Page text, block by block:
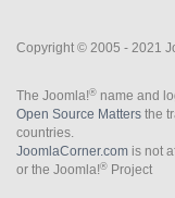
Copyright © 2005 - 2021
The Joomla!® name and
Open Source Matters the
countries.
JoomlaCorner.com is not
or the Joomla!® Project